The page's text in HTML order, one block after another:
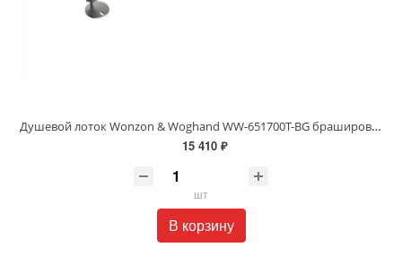
Душевой лоток Wonzon & Woghand WW-651700T-BG брашированное золото
15 410 ₽
шт
В корзину